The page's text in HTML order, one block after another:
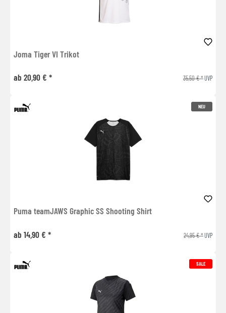
Joma Tiger VI Trikot
ab 20,90 € * 35,50 € *UVP
NEU
Puma teamJAWS Graphic SS Shooting Shirt
ab 14,90 € * 24,95 € *UVP
SALE